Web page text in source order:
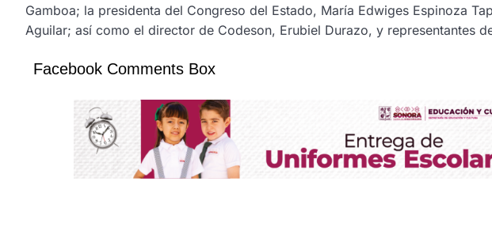
Gamboa; la presidenta del Congreso del Estado, María Edwiges Espinoza
Aguilar; así como el director de Codeson, Erubiel Durazo, y representantes
Facebook Comments Box